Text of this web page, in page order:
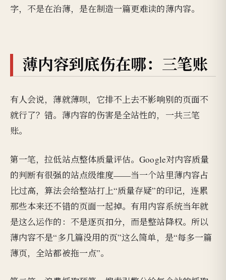
字，不是在治薄，是在制造一篇更难读的薄内容。
薄内容到底伤在哪：三笔账
有人会说，薄就薄呗，它排不上去不影响别的页面不
就行了？错。薄内容的伤害是全站性的，一共三笔
账。
第一笔，拉低站点整体质量评估。Google对内容质量
的判断有很强的站点级维度——当一个站里薄内容占
比过高，算法会给整站打上“质量存疑”的印记，连累
那些本来还不错的页面一起掉。有用内容系统当年就
是这么运作的：不是逐页扣分，而是整站降权。所以
薄内容不是“多几篇没用的页”这么简单，是“每多一篇
薄页，全站都被拖一点”。